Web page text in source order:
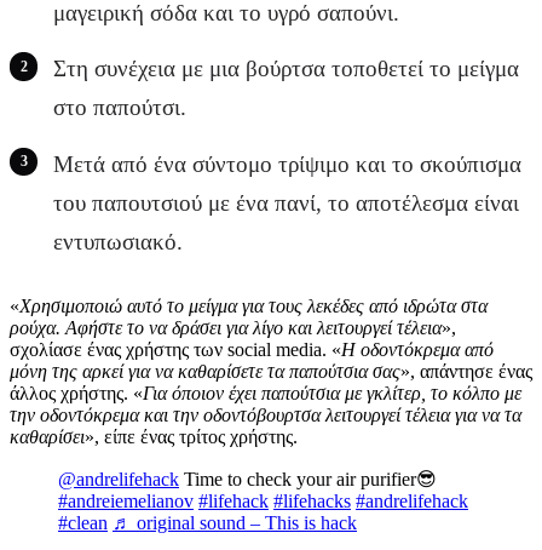
μαγειρική σόδα και το υγρό σαπούνι.
Στη συνέχεια με μια βούρτσα τοποθετεί το μείγμα
στο παπούτσι.
Μετά από ένα σύντομο τρίψιμο και το σκούπισμα
του παπουτσιού με ένα πανί, το αποτέλεσμα είναι
εντυπωσιακό.
«Χρησιμοποιώ αυτό το μείγμα για τους λεκέδες από ιδρώτα στα
ρούχα. Αφήστε το να δράσει για λίγο και λειτουργεί τέλεια»,
σχολίασε ένας χρήστης των social media. «Η οδοντόκρεμα από
μόνη της αρκεί για να καθαρίσετε τα παπούτσια σας», απάντησε ένας
άλλος χρήστης. «Για όποιον έχει παπούτσια με γκλίτερ, το κόλπο με
την οδοντόκρεμα και την οδοντόβουρτσα λειτουργεί τέλεια για να τα
καθαρίσει», είπε ένας τρίτος χρήστης.
@andrelifehack Time to check your air purifier😎
#andreiemelianov #lifehack #lifehacks #andrelifehack
#clean ♬ original sound – This is hack